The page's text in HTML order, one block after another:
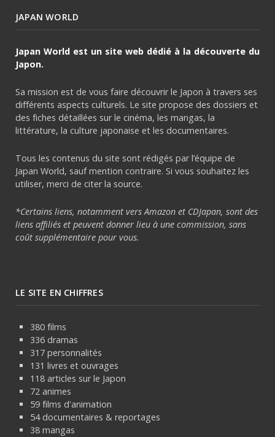
JAPAN WORLD
Japan World est un site web dédié à la découverte du
Japon.
Sa mission est de vous faire découvrir le Japon à travers ses
différents aspects culturels. Le site propose des dossiers et
des fiches détaillées sur le cinéma, les mangas, la
littérature, la culture japonaise et les documentaires.
Tous les contenus du site sont rédigés par l’équipe de
Japan World, sauf mention contraire. Si vous souhaitez les
utiliser, merci de citer la source.
*Certains liens, notamment vers Amazon et CDJapan, sont des
liens affiliés et peuvent donner lieu à une commission, sans
coût supplémentaire pour vous.
LE SITE EN CHIFFRES
380 films
336 dramas
317 personnalités
131 livres et ouvrages
118 articles sur le Japon
72 animes
59 films d'animation
54 documentaires & reportages
38 mangas